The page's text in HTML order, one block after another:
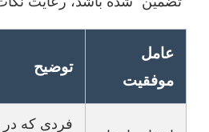
عامل
موفقیت
توضیح
فردی که